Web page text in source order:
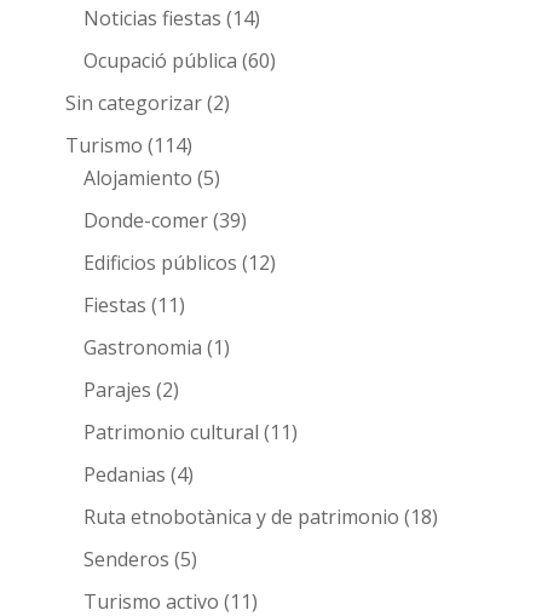
Noticias fiestas (14)
Ocupació pública (60)
Sin categorizar(2)
Turismo (114)
Alojamiento (5)
Donde-comer(39)
Edificios públicos (12)
Fiestas (11)
Gastronomia (1)
Parajes (2)
Patrimonio cultural (11)
Pedanias (4)
Ruta etnobotànica y de patrimonio (18)
Senderos (5)
Turismo activo (11)